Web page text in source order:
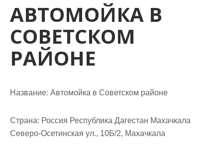
АВТОМОЙКА В
СОВЕТСКОМ
РАЙОНЕ
Название: Автомойка в Советском районе
Страна: Россия Республика Дагестан Махачкала
Северо-Осетинская ул., 10Б/2, Махачкала